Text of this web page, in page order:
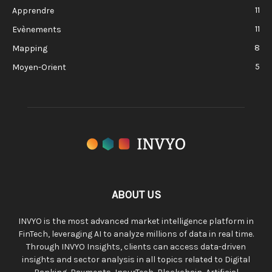
Apprendre
11
Evènements
11
Mapping
8
Moyen-Orient
5
ABOUT US
INVYO is the most advanced market intelligence platform in
FinTech, leveraging AI to analyze millions of data in real time.
Through INVYO Insights, clients can access data-driven
insights and sector analysis in all topics related to Digital